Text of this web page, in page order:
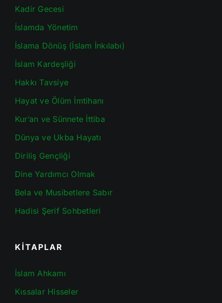
Kadir Gecesi
İslamda Yönetim
İslama Dönüş (İslam İnkılabı)
İslam Kardeşliği
Hakkı Tavsiye
Hayat ve Ölüm İmtihanı
Kur’an ve Sünnete İttiba
Dünya ve Ukba Hayatı
Diriliş Gençliği
Dine Yardımcı Olmak
Bela ve Musibetlere Sabır
Hadisi Şerif Sohbetleri
KİTAPLAR
İslam Ahkamı
Kıssalar Hisseler